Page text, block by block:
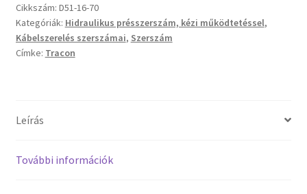
Cikkszám: D51-16-70
Kategóriák: Hidraulikus présszerszám, kézi működtetéssel,
Kábelszerelés szerszámai, Szerszám
Címke: Tracon
Leírás
További információk